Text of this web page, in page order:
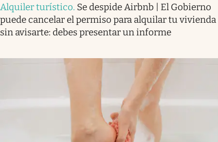
Alquiler turístico. Se despide Airbnb | El Gobierno
puede cancelar el permiso para alquilar tu vivienda
sin avisarte: debes presentar un informe